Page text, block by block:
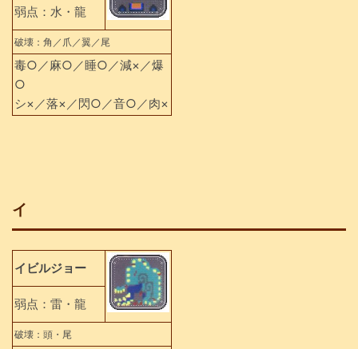
弱点：水・龍
破壊：角／爪／翼／尾
毒○／麻○／睡○／減×／爆
○
シ×／落×／閃○／音○／肉×
イ
イビルジョー
弱点：雷・龍
破壊：頭・尾